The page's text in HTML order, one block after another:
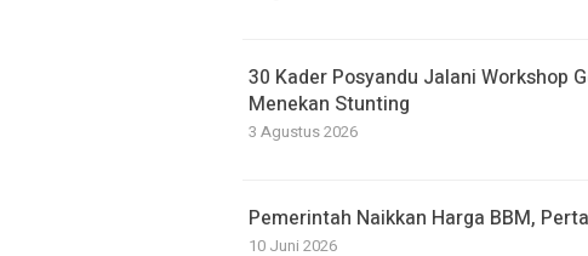
30 Kader Posyandu Jalani Workshop
Menekan Stunting
3 Agustus 2026
Pemerintah Naikkan Harga BBM,
10 Juni 2026